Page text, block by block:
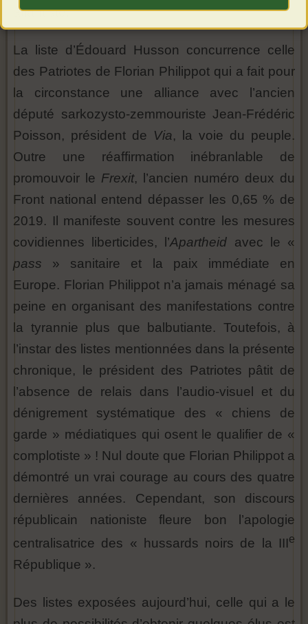
atlantiste.
La liste d’Édouard Husson concurrence celle
des Patriotes de Florian Philippot qui a fait pour
la circonstance une alliance avec l’ancien
député sarkozysto-zemmouriste Jean-Frédéric
Poisson, président de Via, la voie du peuple.
Outre une réaffirmation inébranlable de
promouvoir le Frexit, l’ancien numéro deux du
Front national entend dépasser les 0,65 % de
2019. Il manifeste souvent contre les mesures
covidiennes liberticides, l’Apartheid avec le «
pass » sanitaire et la paix immédiate en
Europe. Florian Philippot n’a jamais ménagé sa
peine en organisant des manifestations contre
la tyrannie plus que balbutiante. Toutefois, à
l’instar des listes mentionnées dans la présente
chronique, le président des Patriotes pâtit de
l’absence de relais dans l’audio-visuel et du
dénigrement systématique des « chiens de
garde » médiatiques qui osent le qualifier de «
complotiste » ! Nul doute que Florian Philippot a
démontré un vrai courage au cours des quatre
dernières années. Cependant, son discours
républicain nationiste fleure bon l’apologie
centralisatrice des « hussards noirs de la IIIe
République ».
Des listes exposées aujourd’hui, celle qui a le